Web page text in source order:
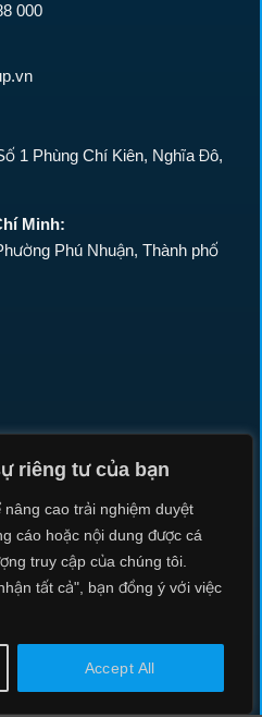
riêng tư của bạn
cao trải nghiệm duyệt
cáo hoặc nội dung được cá
truy cập của chúng tôi.
tất cả", bạn đồng ý với việc
Accept All
000
1 Phùng Chí Kiên, Nghĩa Đô,
Minh:
Phú Nhuận, Thành phố